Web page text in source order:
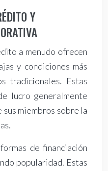
Y
a menudo ofrecen
y condiciones más
tradicionales. Estas
lucro generalmente
miembros sobre la
de financiación
popularidad. Estas